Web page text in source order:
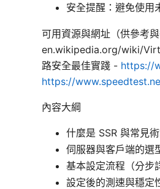
安全提醒：避免使用
可用資源與網址（供參考
en.wikipedia.org/wiki/
路安全最佳實踐 - https://
https://
內容大綱
什麼是 SSR 與常見
伺服器與客戶端的選
基本設定流程（分步
設定後的測速與穩定